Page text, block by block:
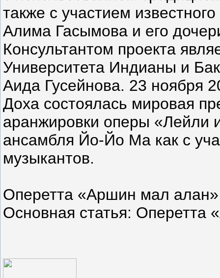
также с участием
Алима Гасымова и его
Консультантом проекта
Университета Индианы и
Аида Гусейнова. 23 ноября
Доха состоялась мировая
аранжировки оперы «Лейли
ансамбля Йо-Йо Ма как с
музыкантов.
Оперетта «Аршин мал алан»
Основная статья: Оперетта